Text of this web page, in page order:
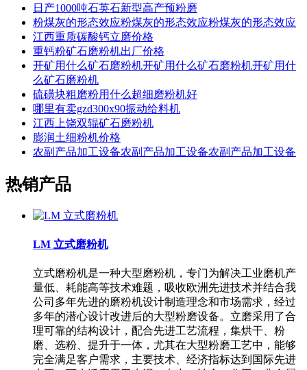
日产1000吨石英石新型高产预粉磨
粉煤灰的形态效应粉煤灰的形态效应粉煤灰的形态效应
江西重质碳酸钙立磨价格
重钙粉矿石磨粉机出厂价格
开矿用什么矿石磨粉机开矿用什么矿石磨粉机开矿用什
么矿石磨粉机
硫磺块粗磨粉用什么超细磨粉机好
哪里有卖gzd300x90振动给料机
江西上饶双辊矿石磨粉机
膨润土细粉机价格
农副产品加工设备农副产品加工设备农副产品加工设备
热销产品
LM 立式磨粉机
立式磨粉机是一种大型磨粉机，专门为解决工业磨机产
量低、耗能高等技术难题，吸收欧洲先进技术并结合我
公司多年先进的磨粉机设计制造理念和市场需求，经过
多年的潜心设计改进后的大型粉磨设备。立磨采用了合
理可靠的结构设计，配合先进工艺流程，集烘干、粉
磨、选粉、提升于一体，尤其在大型粉磨工艺中，能够
完全满足客户需求，主要技术、经济指标达到国际先进